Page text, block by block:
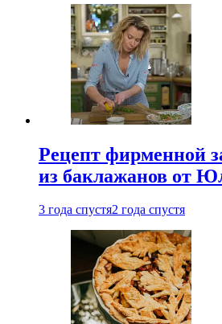
Рецепт фирменной
из баклажанов от
3 года спустя2 года спустя